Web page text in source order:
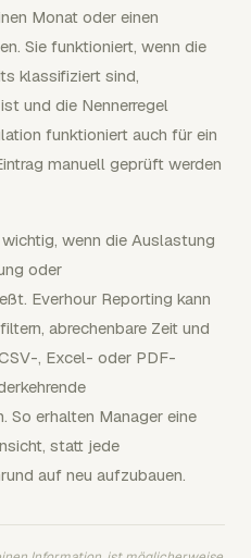
Monat oder einen
Sie funktioniert, wenn die
klassifiziert sind,
und die Nennerregel
funktioniert auch für ein
manuell geprüft werden
wenn die Auslastung
oder
Everhour Reporting kann
abrechenbare Zeit und
, Excel- oder PDF-
So erhalten Manager eine
statt jede
auf neu aufzubauen.